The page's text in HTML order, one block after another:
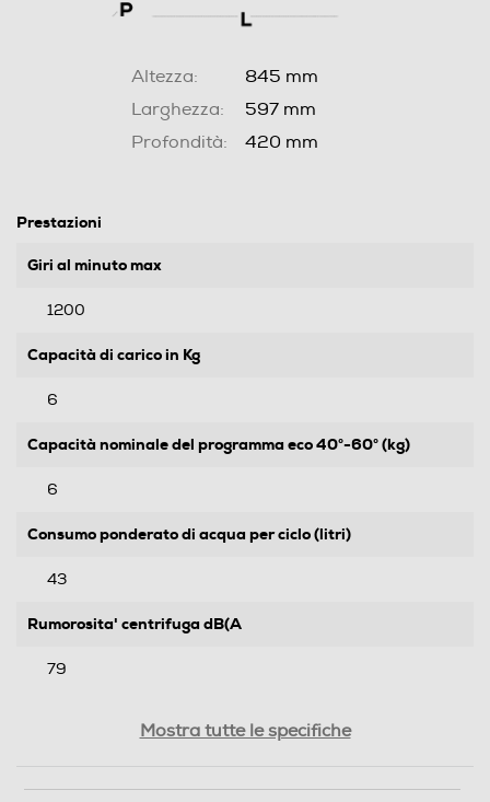
Altezza:
845 mm
Larghezza:
597 mm
Profondità:
420 mm
Prestazioni
Giri al minuto max
1200
Capacità di carico in Kg
6
Capacità nominale del programma eco 40°-60° (kg)
6
Consumo ponderato di acqua per ciclo (litri)
43
Rumorosita' centrifuga dB(A
79
Mostra tutte le specifiche